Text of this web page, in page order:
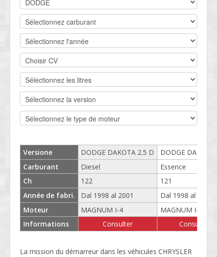
SOCIETÉ
SERVICE CLIENTS
CONDITIONS
Versione
Carburant
Ch
Année de fabri.
Moteur
Informations
DODGE DAKOTA 2.5 D
Diesel
122
Dal 1998 al 2001
MAGNUM I-4
Consulter
DODGE DAKOTA
Essence
121
Dal 1998 al 2001
MAGNUM I-4
Consulter
La mission du démarreur dans les véhicules CHRYSLER